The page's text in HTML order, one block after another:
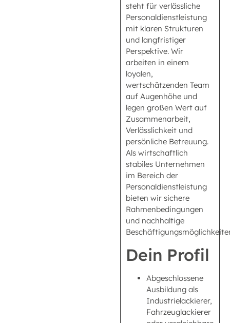
steht für verlässliche
Personaldienstleistung
mit klaren Strukturen
und langfristiger
Perspektive. Wir
arbeiten in einem
loyalen,
wertschätzenden Team
auf Augenhöhe und
legen großen Wert auf
Zusammenarbeit,
Verlässlichkeit und
persönliche Betreuung.
Als wirtschaftlich
stabiles Unternehmen
im Bereich der
Personaldienstleistung
bieten wir sichere
Rahmenbedingungen
und nachhaltige
Dein Profil
Abgeschlossene
Ausbildung als
Industrielackierer,
Fahrzeuglackierer